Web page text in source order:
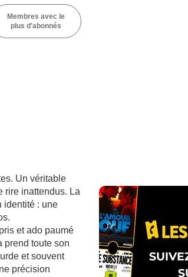
Membres avec le
plus d'abonnés
Un véritable
rire inattendus. La
identité : une
et ado paumé
prend toute son
et souvent
précision